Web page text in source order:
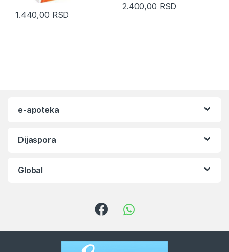
1.440,00 RSD
2.400,00 RSD
e-apoteka
Dijaspora
Global